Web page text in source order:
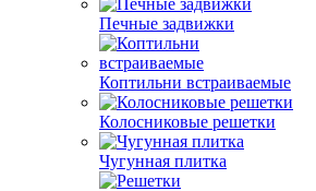
Печные задвижки
Коптильни встраиваемые
Колосниковые решетки
Чугунная плитка